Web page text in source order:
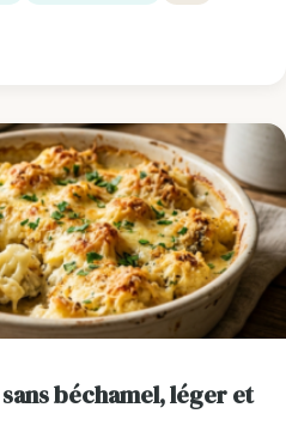
béchamel, léger et